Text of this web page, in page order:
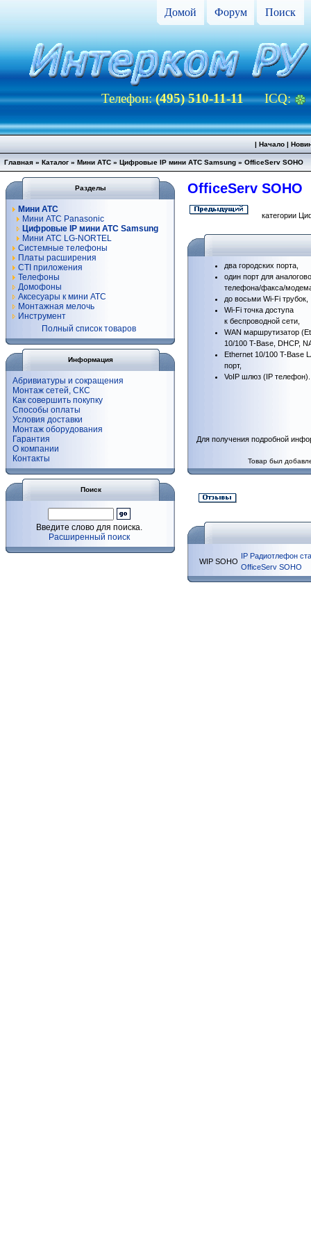
Домой Форум Поиск
Телефон:(495) 510-11-11ICQ:
| Начало|
Главная » Каталог » Мини АТС » Цифровые IP мини АТС Samsung » OfficeServ SOHO
Разделы
Мини АТС
Мини АТС Panasonic
Цифровые IP мини АТС Samsung
Мини АТС LG-NORTEL
Системные телефоны
Платы расширения
CTI приложения
Телефоны
Домофоны
Аксесуары к мини АТС
Монтажная мелочь
Инструмент
Полный список товаров
Информация
Абривиатуры и сокращения
Монтаж сетей, СКС
Как совершить покупку
Способы оплаты
Условия доставки
Монтаж оборудования
Гарантия
О компании
Контакты
Поиск
Введите слово для поиска.
Расширенный поиск
OfficeServ SOHO
категории
два городских порта,
один порт для
телефона/факса/
до восьми Wi-Fi трубок,
Wi-Fi точка доступа
к беспроводной сети,
WAN маршрутизатор
10/100 T-Base , DHCP,
Ethernet 10/100 T-Base
порт,
VoIP шлюз (IP телефон).
Для получения подробной
Товар был
WIP SOHO
IP Радиотлефон
OfficeServ SOHO